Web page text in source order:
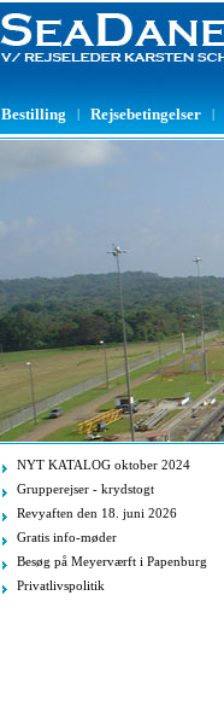
Bestilling Rejsebetingelser
NYT KATALOG oktober 2024
Grupperejser - krydstogt
Revyaften den 18. juni 2026
Gratis info-møder
Besøg på Meyerværft i Papenburg
Privatlivspolitik